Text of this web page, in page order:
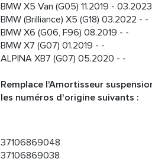
BMW X5 Van (G05) 11.2019 - 03.2023
BMW (Brilliance) X5 (G18) 03.2022 - -
BMW X6 (G06, F96) 08.2019 - -
BMW X7 (G07) ​​​​01.2019 - -
ALPINA XB7 (G07) ​​​​05.2020 - -
Remplace l'Amortisseur
les numéros d'origine suivants :
37106869048
37106869038